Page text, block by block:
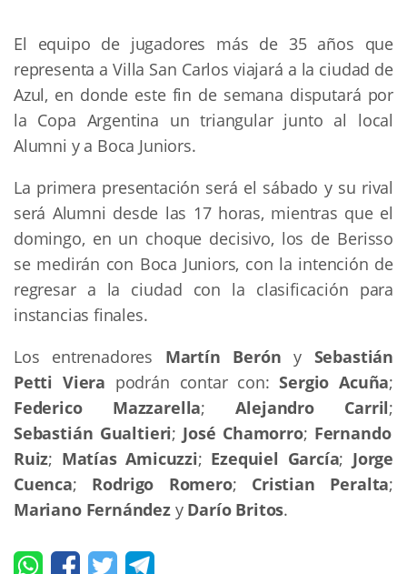
El equipo de jugadores más de 35 años que
representa a Villa San Carlos viajará a la ciudad de
Azul, en donde este fin de semana disputará por
la Copa Argentina un triangular junto al local
Alumni y a Boca Juniors.
La primera presentación será el sábado y su rival
será Alumni desde las 17 horas, mientras que el
domingo, en un choque decisivo, los de Berisso
se medirán con Boca Juniors, con la intención de
regresar a la ciudad con la clasificación para
instancias finales.
Los entrenadores Martín Berón y Sebastián
Petti Viera podrán contar con:Sergio Acuña;
Federico Mazzarella; Alejandro Carril;
Sebastián Gualtieri; José Chamorro; Fernando
Ruiz; Matías Amicuzzi; Ezequiel García; Jorge
Cuenca; Rodrigo Romero; Cristian Peralta;
Mariano Fernández yDarío Britos.